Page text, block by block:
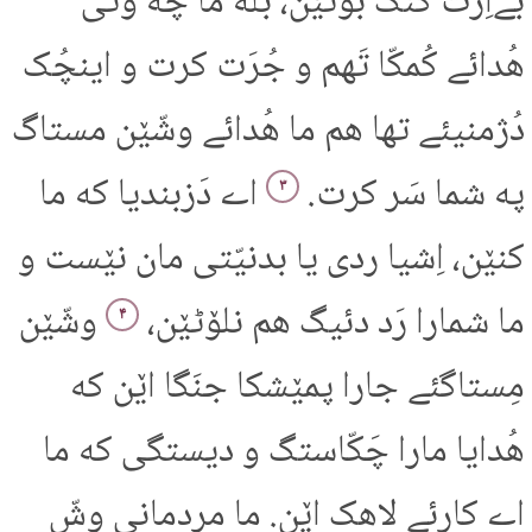
هُدائے کُمکّا تَهم و جُرَت کرت و اینچُک
دُژمنیئے تها هم ما هُدائے وشّێن مستاگ
په شما سَر کرت.
۳ اے دَزبندیا که ما
کنێن، اِشیا ردی یا بدنیّتی مان نێست و
ما شمارا رَد دئیگ هم نلۆٹێن،
۴ وشّێن
مِستاگئے جارا پمێشکا جنَگا اێن که
هُدایا مارا چَکّاستگ و دیستگی که ما
اے کارئے لاهک اێن. ما مردمانی وشّ